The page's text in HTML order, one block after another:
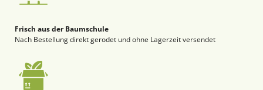
Frisch aus der Baumschule
Nach Bestellung direkt gerodet und ohne Lagerzeit versendet